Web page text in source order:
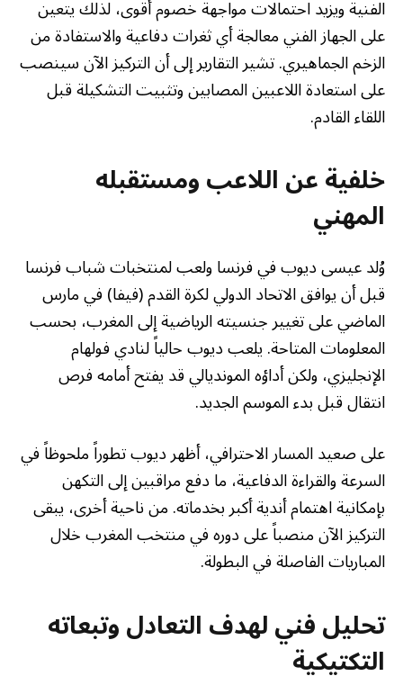
الفنية ويزيد احتمالات مواجهة خصوم أقوى، لذلك يتعين
على الجهاز الفني معالجة أي ثغرات دفاعية والاستفادة من
الزخم الجماهيري. تشير التقارير إلى أن التركيز الآن سينصب
على استعادة اللاعبين المصابين وتثبيت التشكيلة قبل
اللقاء القادم.
خلفية عن اللاعب ومستقبله
المهني
وُلد عيسى ديوب في فرنسا ولعب لمنتخبات شباب فرنسا
قبل أن يوافق الاتحاد الدولي لكرة القدم (فيفا) في مارس
الماضي على تغيير جنسيته الرياضية إلى المغرب، بحسب
المعلومات المتاحة. يلعب ديوب حالياً لنادي فولهام
الإنجليزي، ولكن أداؤه المونديالي قد يفتح أمامه فرص
انتقال قبل بدء الموسم الجديد.
على صعيد المسار الاحترافي، أظهر ديوب تطوراً ملحوظاً في
السرعة والقراءة الدفاعية، ما دفع مراقبين إلى التكهن
بإمكانية اهتمام أندية أكبر بخدماته. من ناحية أخرى، يبقى
التركيز الآن منصباً على دوره في منتخب المغرب خلال
المباريات الفاصلة في البطولة.
تحليل فني لهدف التعادل وتبعاته
التكتيكية